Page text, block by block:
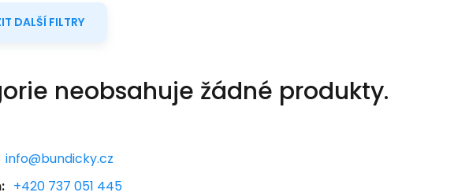
DALŠÍ FILTRY
neobsahuje žádné produkty.
info@bundicky.cz
+420 737 051 445